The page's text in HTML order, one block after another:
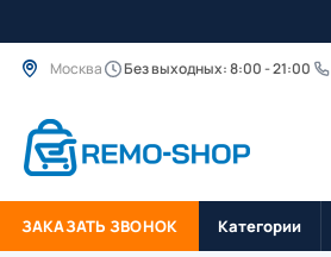
Москва Без выходных: 8:00 - 21:00
ЗАКАЗАТЬ ЗВОНОК Категории